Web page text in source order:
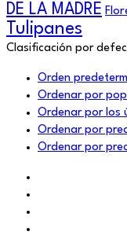
DE LA MADRE
Tulipanes
Clasificación por
Orden
Ordenar por
Ordenar por los
Ordenar por
Ordenar por